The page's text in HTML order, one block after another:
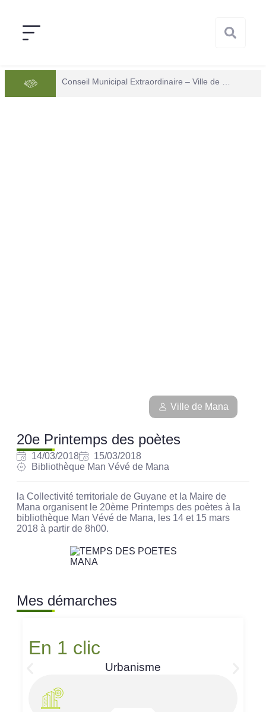
Ville de Mana
20e Printemps des poètes
14/03/2018
15/03/2018
Bibliothèque Man Vévé de Mana
la Collectivité territoriale de Guyane et la Maire de
Mana organisent le 20ème Printemps des poètes à la
bibliothèque Man Vévé de Mana, les 14 et 15 mars
2018 à partir de 8h00.
Mes démarches
En 1 clic
Urbanisme